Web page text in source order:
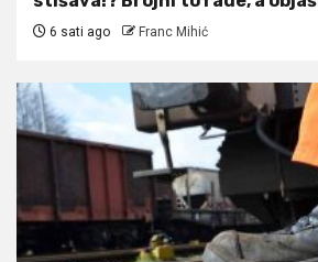
6 sati ago Franc Mihić